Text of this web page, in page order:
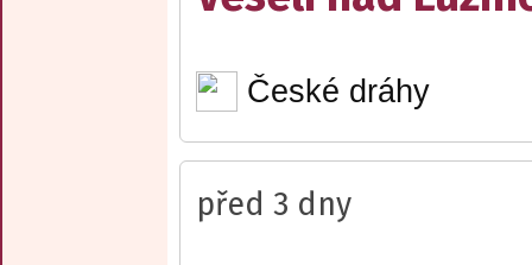
České dráhy
před 3 dny